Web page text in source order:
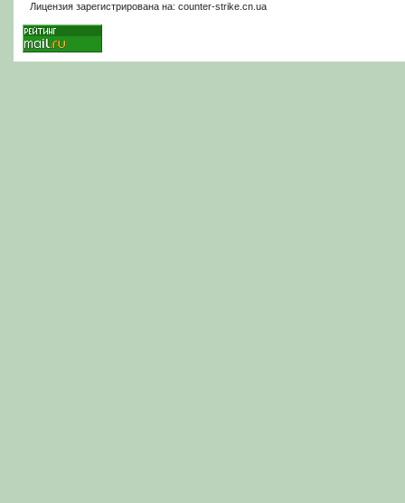
Лицензия зарегистрирована на: counter-strike.cn.ua